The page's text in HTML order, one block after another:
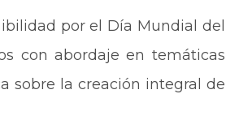
por el Día Mundial del
con abordaje en temáticas
sobre la creación integral de